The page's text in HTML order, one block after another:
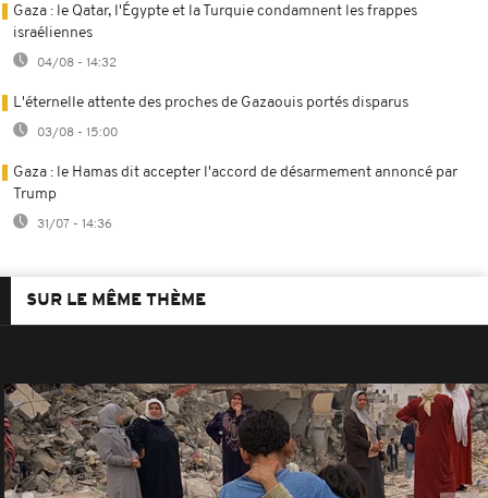
Gaza : le Qatar, l'Égypte et la Turquie condamnent les frappes
israéliennes
04/08 - 14:32
L'éternelle attente des proches de Gazaouis portés disparus
03/08 - 15:00
Gaza : le Hamas dit accepter l'accord de désarmement annoncé par
Trump
31/07 - 14:36
SUR LE MÊME THÈME